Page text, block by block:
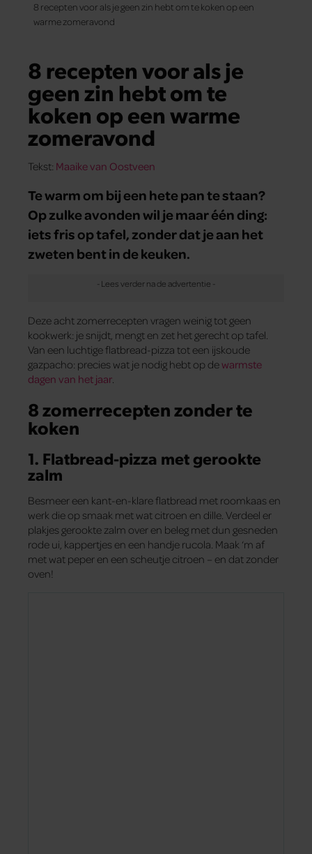
8 recepten voor als je geen zin hebt om te koken op een
warme zomeravond
8 recepten voor als je
geen zin hebt om te
koken op een warme
zomeravond
Tekst: Maaike van Oostveen
Te warm om bij een hete pan te staan?
Op zulke avonden wil je maar één ding:
iets fris op tafel, zonder dat je aan het
zweten bent in de keuken.
Deze acht zomerrecepten vragen weinig tot geen
kookwerk: je snijdt, mengt en zet het gerecht op tafel.
Van een luchtige flatbread-pizza tot een ijskoude
gazpacho: precies wat je nodig hebt op de warmste
dagen van het jaar.
8 zomerrecepten zonder te
koken
1. Flatbread-pizza met gerookte
zalm
Besmeer een kant-en-klare flatbread met roomkaas en
werk die op smaak met wat citroen en dille. Verdeel er
plakjes gerookte zalm over en beleg met dun gesneden
rode ui, kappertjes en een handje rucola. Maak ‘m af
met wat peper en een scheutje citroen – en dat zonder
oven!